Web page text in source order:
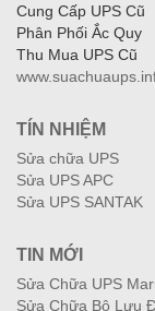
Cung Cấp UPS Cũ
Phân Phối Ắc Quy
Thu Mua UPS Cũ
TÍN NHIỆM
Sửa chữa UPS
Sửa UPS APC
Sửa UPS SANTAK
TIN MỚI
Sửa Chữa UPS
Sửa Chữa Bộ Lưu